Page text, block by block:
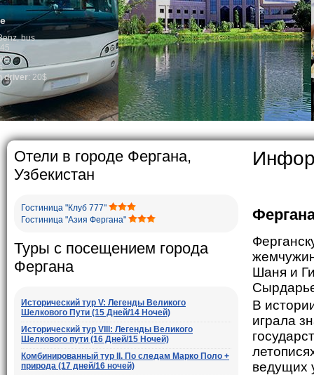
Culture of
By nature Uzbeks
is why migration and
any influence on
general, the level of
growth is very high. In
marriages is
percentage of divorce
in the world. According
family is regarded as
The usual Uzbek
rather big. On the
5-6 children.
Отели в городе Фергана,
Узбекистан
Гостиница "Клуб 777"
Гостиница "Азия Фергана"
Туры с посещением города
Фергана
Исторический тур V: Легенды Великого
Шелкового Пути (15 Дней/14 Ночей)
Исторический тур VIII: Легенды Великого
Шелкового пути (16 Дней/15 Ночей)
Комбинированный тур II. По следам Марко Поло +
природа (17 дней/16 ночей)
Шаня и
В
играла
ведущих